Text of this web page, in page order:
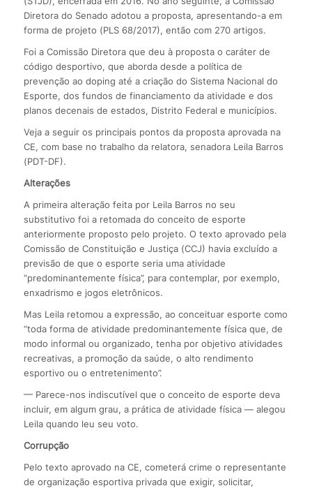
Diretora do Senado adotou a proposta, apresentando-a em
forma de projeto (PLS 68/2017), então com 270 artigos.
Foi a Comissão Diretora que deu à proposta o caráter de
código desportivo, que aborda desde a política de
prevenção ao doping até a criação do Sistema Nacional do
Esporte, dos fundos de financiamento da atividade e dos
planos decenais de estados, Distrito Federal e municípios.
Veja a seguir os principais pontos da proposta aprovada na
CE, com base no trabalho da relatora, senadora Leila Barros
(PDT-DF).
Alterações
A primeira alteração feita por Leila Barros no seu
substitutivo foi a retomada do conceito de esporte
anteriormente proposto pelo projeto. O texto aprovado pela
Comissão de Constituição e Justiça (CCJ) havia excluído a
previsão de que o esporte seria uma atividade
“predominantemente física”, para contemplar, por exemplo,
enxadrismo e jogos eletrônicos.
Mas Leila retomou a expressão, ao conceituar esporte como
“toda forma de atividade predominantemente física que, de
modo informal ou organizado, tenha por objetivo atividades
recreativas, a promoção da saúde, o alto rendimento
esportivo ou o entretenimento”.
— Parece-nos indiscutível que o conceito de esporte deva
incluir, em algum grau, a prática de atividade física — alegou
Leila quando leu seu voto.
Corrupção
Pelo texto aprovado na CE, cometerá crime o representante
de organização esportiva privada que exigir, solicitar,